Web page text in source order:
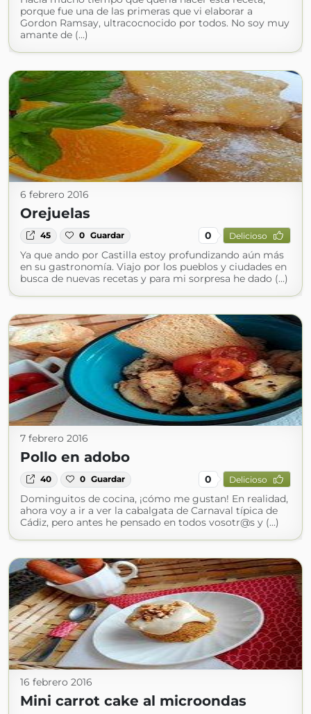
porque fue una de las primeras que vi elaborar a
Gordon Ramsay, ultracocnocido por todos. No soy muy
amante de (...)
6 febrero 2016
Orejuelas
45 0 Guardar 0 Delicioso
Ya que ando por Castilla estoy profundizando aún más
en su gastronomía. Viajo por los pueblos y ciudades en
busca de nuevas recetas y para mi sorpresa he dado (...)
7 febrero 2016
Pollo en adobo
40 0 Guardar 0 Delicioso
Dominguitos de cocina, ¡cómo me gustan! En realidad,
ahora voy a ir a ver la cabalgata de Carnaval típica de
Cádiz, pero antes he pensado en todos vosotr@s y (...)
16 febrero 2016
Mini carrot cake al microondas